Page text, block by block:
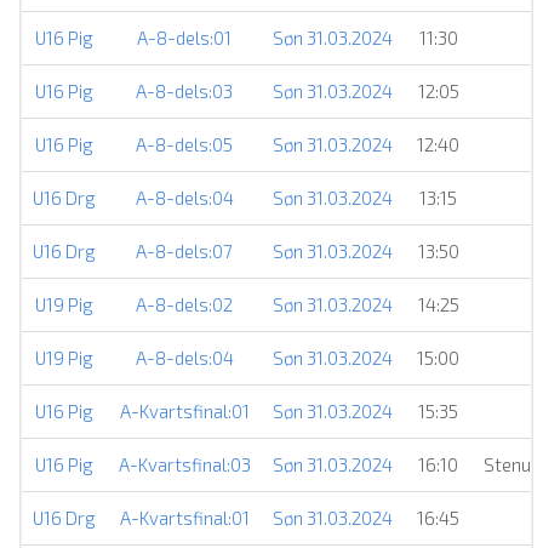
U16 Pig A-8-dels:01 Søn 31.03.2024 11:30
U16 Pig A-8-dels:03 Søn 31.03.2024 12:05
U16 Pig A-8-dels:05 Søn 31.03.2024 12:40
U16 Drg A-8-dels:04 Søn 31.03.2024 13:15
U16 Drg A-8-dels:07 Søn 31.03.2024 13:50
U19 Pig A-8-dels:02 Søn 31.03.2024 14:25
U19 Pig A-8-dels:04 Søn 31.03.2024 15:00
U16 Pig A-Kvartsfinal:01 Søn 31.03.2024 15:35
U16 Pig A-Kvartsfinal:03 Søn 31.03.2024 16:10
U16 Drg A-Kvartsfinal:01 Søn 31.03.2024 16:45